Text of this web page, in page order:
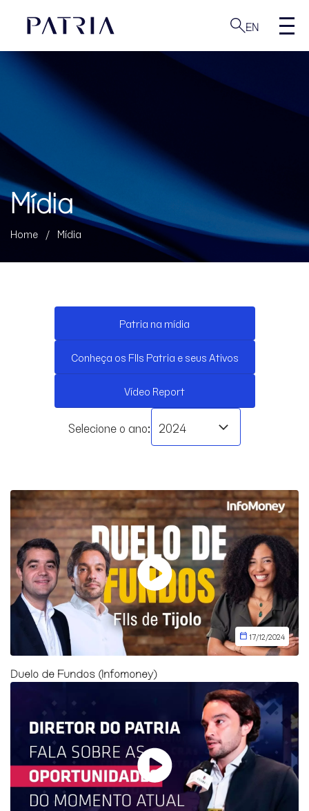
EN
Mídia
Home / Mídia
Patria na mídia
Conheça os FIIs Patria e seus Ativos
Vídeo Report
Selecione o ano:
17/12/2024
Duelo de Fundos (Infomoney)